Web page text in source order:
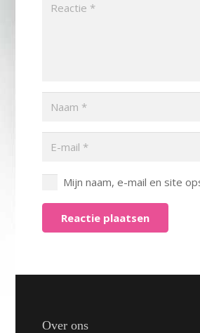
Mijn naam, e-mail en site
Reactie plaatsen
Over ons